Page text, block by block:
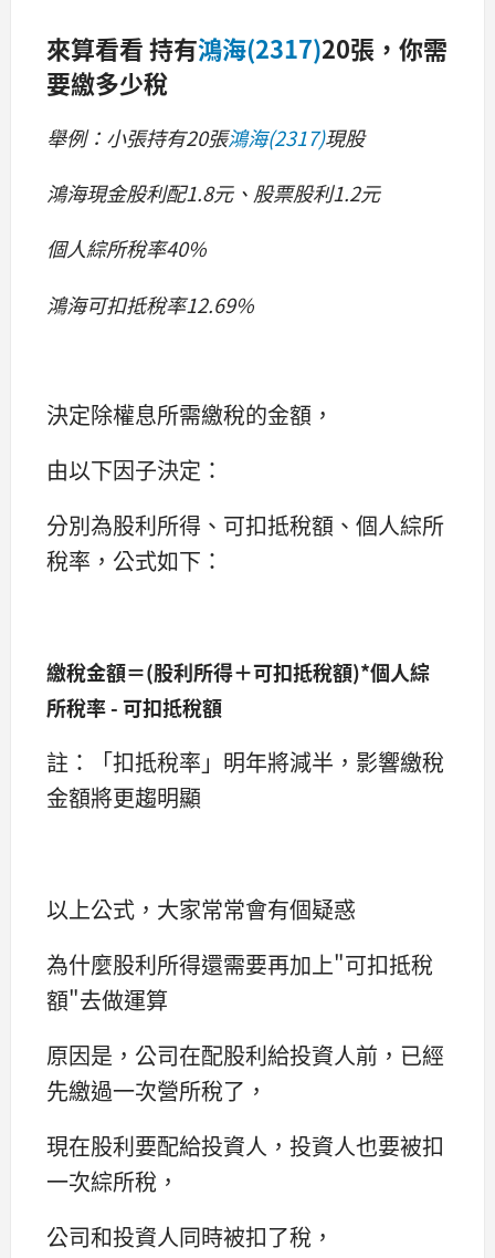
來算看看 持有鴻海(2317)20張，你需
要繳多少稅
舉例：小張持有20張鴻海(2317)現股
鴻海現金股利配1.8元、股票股利1.2元
個人綜所稅率40%
鴻海可扣抵稅率12.69%
決定除權息所需繳稅的金額，
由以下因子決定：
分別為股利所得、可扣抵稅額、個人綜所
稅率，公式如下：
繳稅金額＝(股利所得＋可扣抵稅額)*個人綜
所稅率 - 可扣抵稅額
註：「扣抵稅率」明年將減半，影響繳稅
金額將更趨明顯
以上公式，大家常常會有個疑惑
為什麼股利所得還需要再加上"可扣抵稅
額"去做運算
原因是，公司在配股利給投資人前，已經
先繳過一次營所稅了，
現在股利要配給投資人，投資人也要被扣
一次綜所稅，
公司和投資人同時被扣了稅，